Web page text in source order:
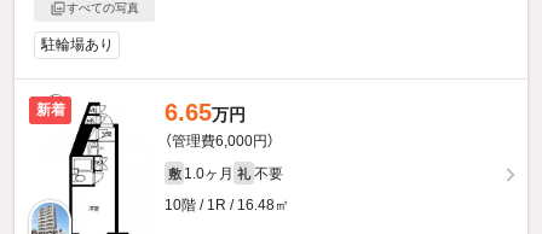
すべての写真
駐輪場あり
新着 6.65万円
（管理費6,000円）
敷 1.0ヶ月 礼 不要
10階 / 1R / 16.48㎡